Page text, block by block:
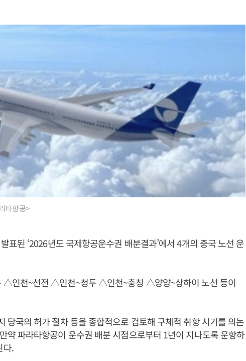
타항공>
표된 ‘2026년도 국제항공운수권 배분결과’에서 4개의 중국 노선 운
△인천~선전 △인천~청두 △인천~충칭 △양양~상하이 노선 등이
당국의 허가 절차 등을 종합적으로 검토해 구체적 취항 시기를 의논
약 파라타항공이 운수권 배분 시점으로부터 1년이 지나도록 운항하
다.